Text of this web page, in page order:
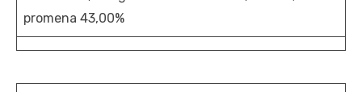
promena 43,00%